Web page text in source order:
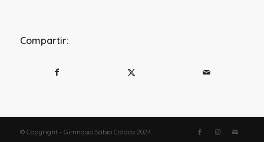
Compartir:
© Copyright - Gimnasio Sabio Caldas 2024